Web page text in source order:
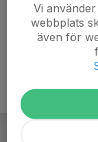
Vi
webbplats
även för